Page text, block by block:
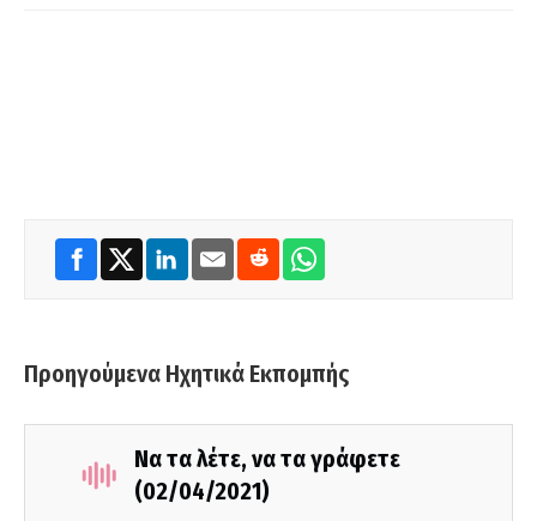
Προηγούμενα Ηχητικά Εκπομπής
Να τα λέτε, να τα γράφετε
(02/04/2021)